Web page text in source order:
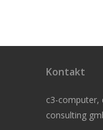
Kontakt
c3-computer,
consulting